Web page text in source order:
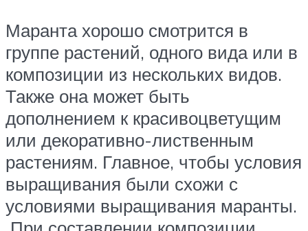
Маранта хорошо смотрится в
группе растений, одного вида или в
композиции из нескольких видов.
Также она может быть
дополнением к красивоцветущим
или декоративно-лиственным
растениям. Главное, чтобы условия
выращивания были схожи с
условиями выращивания маранты.